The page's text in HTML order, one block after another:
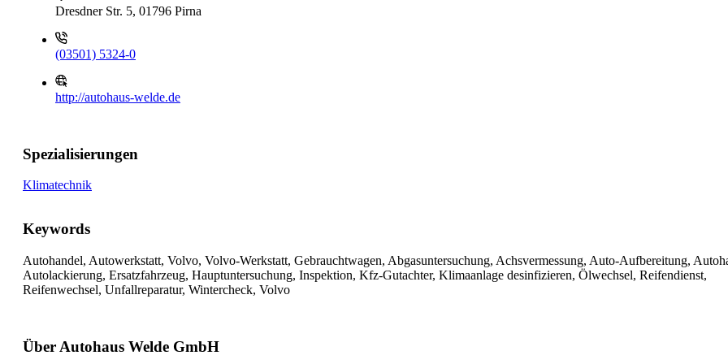
Dresdner Str. 5, 01796 Pirna
(03501) 5324-0
http://autohaus-welde.de
Spezialisierungen
Klimatechnik
Keywords
Autohandel, Autowerkstatt, Volvo, Volvo-Werkstatt, Gebrauchtwagen, Abgasuntersuchung, Achsvermessung, Auto-Aufbereitung,
Autolackierung, Ersatzfahrzeug, Hauptuntersuchung, Inspektion, Kfz-Gutachter, Klimaanlage desinfizieren, Ölwechsel, Reifendienst,
Reifenwechsel, Unfallreparatur, Wintercheck, Volvo
Über Autohaus Welde GmbH